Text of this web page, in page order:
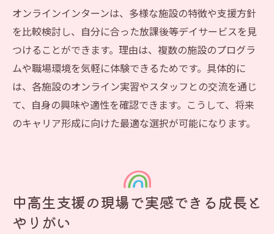
オンラインインターンは、多様な施設の特徴や支援方針
を比較検討し、自分に合った放課後等デイサービスを見
つけることができます。理由は、複数の施設のプログラ
ムや職場環境を気軽に体験できるためです。具体的に
は、各施設のオンライン実習やスタッフとの交流を通じ
て、自身の興味や適性を確認できます。こうして、将来
のキャリア形成に向けた最適な選択が可能になります。
中高生支援の現場で実感できる成長と
やりがい